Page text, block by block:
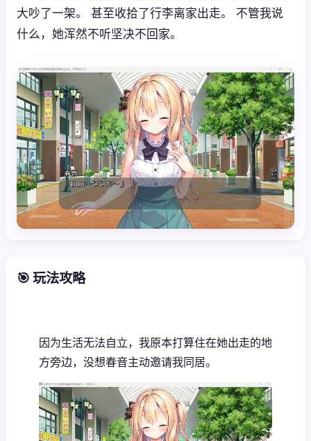
大吵了一架。 甚至收拾了行李离家出走。 不管我说
什么，她浑然不听坚决不回家。
🎯 玩法攻略
因为生活无法自立，我原本打算住在她出走的地
方旁边，没想春音主动邀请我同居。